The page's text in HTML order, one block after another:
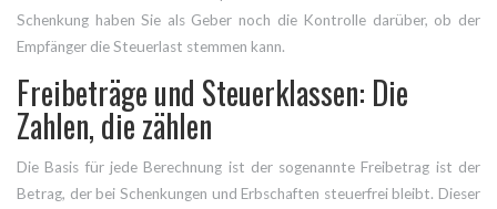
Schenkung haben Sie als Geber noch die Kontrolle darüber, ob der
Empfänger die Steuerlast stemmen kann.
Freibeträge und Steuerklassen: Die
Zahlen, die zählen
Die Basis für jede Berechnung ist der sogenannte Freibetrag ist der
Betrag, der bei Schenkungen und Erbschaften steuerfrei bleibt. Dieser